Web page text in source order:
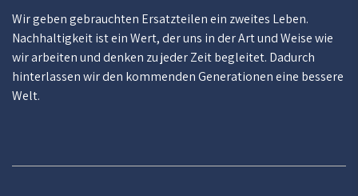
Wir geben gebrauchten Ersatzteilen ein zweites Leben.
Nachhaltigkeit ist ein Wert, der uns in der Art und Weise wie
wir arbeiten und denken zu jeder Zeit begleitet. Dadurch
hinterlassen wir den kommenden Generationen eine bessere
Welt.